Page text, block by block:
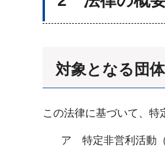
対象となる団体
この法律に基づいて、特
ア 特定非営利活動